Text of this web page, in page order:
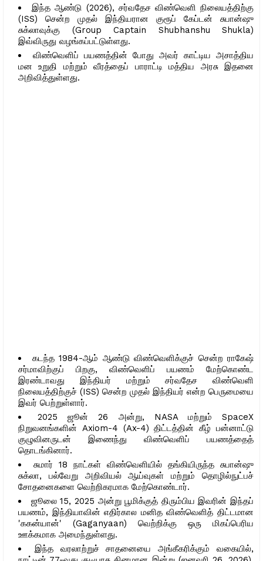
இந்த ஆண்டு (2026), சர்வதேச விண்வெளி நிலையத்திற்கு
(ISS) சென்ற முதல் இந்தியரான குரூப் கேப்டன் சுபான்ஷு
சுக்லாவுக்கு (Group Captain Shubhanshu Shukla)
இவ்விருது வழங்கப்பட்டுள்ளது.
விண்வெளிப் பயணத்தின் போது அவர் காட்டிய அசாத்திய
மன உறுதி மற்றும் வீரத்தைப் பாராட்டி மத்திய அரசு இதனை
அறிவித்துள்ளது.
கடந்த 1984-ஆம் ஆண்டு விண்வெளிக்குச் சென்ற ராகேஷ்
சர்மாவிற்குப் பிறகு, விண்வெளிப் பயணம் மேற்கொண்ட
இரண்டாவது இந்தியர் மற்றும் சர்வதேச விண்வெளி
நிலையத்திற்குச் (ISS) சென்ற முதல் இந்தியர் என்ற பெருமையை
இவர் பெற்றுள்ளார்.
2025 ஜூன் 26 அன்று, NASA மற்றும் SpaceX
நிறுவனங்களின் Axiom-4 (Ax-4) திட்டத்தின் கீழ் பன்னாட்டு
குழுவினருடன் இணைந்து விண்வெளிப் பயணத்தைத்
தொடங்கினார்.
சுமார் 18 நாட்கள் விண்வெளியில் தங்கியிருந்த சுபான்ஷு
சுக்லா, பல்வேறு அறிவியல் ஆய்வுகள் மற்றும் தொழில்நுட்பச்
சோதனைகளை வெற்றிகரமாக மேற்கொண்டார்.
ஜூலை 15, 2025 அன்று பூமிக்குத் திரும்பிய இவரின் இந்தப்
பயணம், இந்தியாவின் எதிர்கால மனித விண்வெளித் திட்டமான
'ககன்யான்' (Gaganyaan) வெற்றிக்கு ஒரு மிகப்பெரிய
ஊக்கமாக அமைந்துள்ளது.
இந்த வரலாற்றுச் சாதனையை அங்கீகரிக்கும் வகையில்,